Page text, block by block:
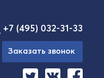
+7 (495) 032-31-33
Заказать звонок